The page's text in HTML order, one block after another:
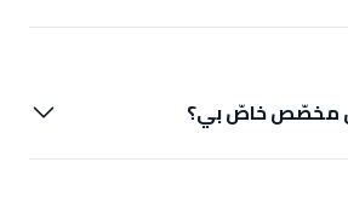
مخصّص خاصّ بي؟